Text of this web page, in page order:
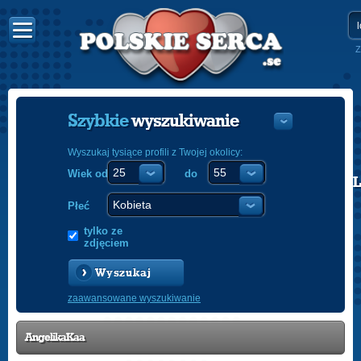
POLISH
Szybkiewyszukiwanie
Wyszukaj tysiące profili z Twojej okolicy:
Wiek od do
Płeć
tylko ze
zdjęciem
Wyszukaj
zaawansowane wyszukiwanie
AngelikaKaa